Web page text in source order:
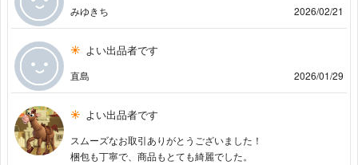
みゆきち 2026/02/21
よい出品者です
直島 2026/01/29
よい出品者です
スムーズなお取引ありがとうございました！
梱包も丁寧で、商品もとても綺麗でした。